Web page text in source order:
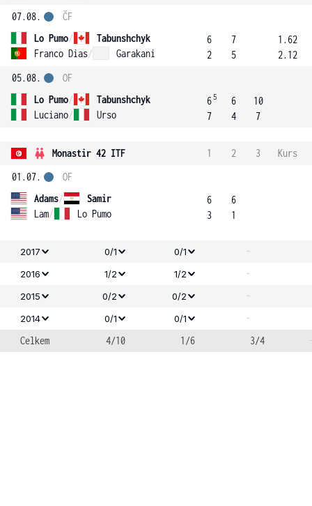
07.08.
Lo Pumo/
Tabunshchyk
Franco Dias/ Garakani
ČF
6
2
7
5
1.62
2.12
05.08.
Lo Pumo/
Tabunshchyk
Luciano/ Urso
OF
6 5
7
6
4
10
7
Monastir 42 ITF 1 2 3
Kurs
01.07.
Adams/
Samir
Lam/ Lo Pumo
OF
6
3
6
1
2017 0/1 0/1 -
2016 1/2 1/2 -
2015 0/2 0/2 -
2014 0/1 0/1
-
Celkem
4/10 1/6 3/4